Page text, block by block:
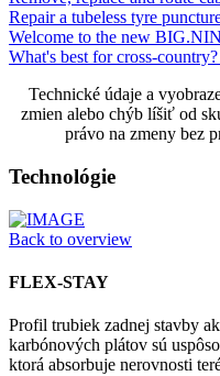
Repair a tubeless tyre
Welcome to the new
What's best for cross-
Technické údaje a
zmien alebo chýb líšiť od
právo na zmeny bez
Technológie
Back to overview
FLEX-STAY
Profil trubiek zadnej stavby
karbónových plátov sú
ktorá absorbuje nerovnosti